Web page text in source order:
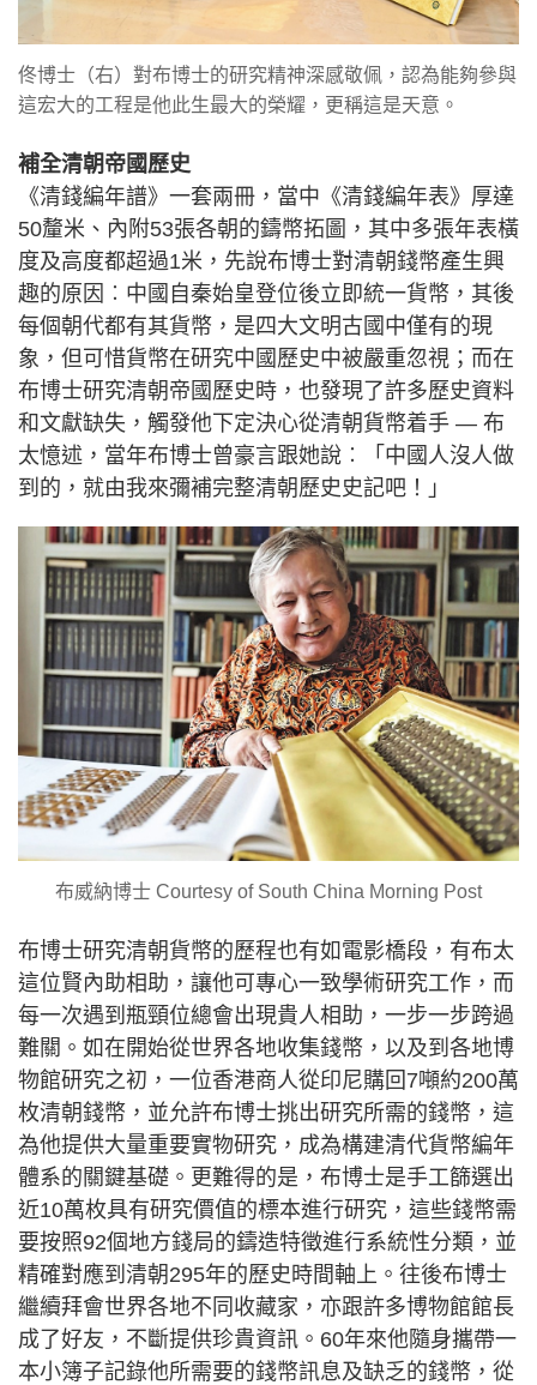
佟博士（右）對布博士的研究精神深感敬佩，認為能夠參與
這宏大的工程是他此生最大的榮耀，更稱這是天意。
補全清朝帝國歷史
《清錢編年譜》一套兩冊，當中《清錢編年表》厚達
50釐米、內附53張各朝的鑄幣拓圖，其中多張年表橫
度及高度都超過1米，先說布博士對清朝錢幣產生興
趣的原因︰中國自秦始皇登位後立即統一貨幣，其後
每個朝代都有其貨幣，是四大文明古國中僅有的現
象，但可惜貨幣在研究中國歷史中被嚴重忽視；而在
布博士研究清朝帝國歷史時，也發現了許多歷史資料
和文獻缺失，觸發他下定決心從清朝貨幣着手 — 布
太憶述，當年布博士曾豪言跟她說︰「中國人沒人做
到的，就由我來彌補完整清朝歷史史記吧！」
布威納博士 Courtesy of South China Morning Post
布博士研究清朝貨幣的歷程也有如電影橋段，有布太
這位賢內助相助，讓他可專心一致學術研究工作，而
每一次遇到瓶頸位總會出現貴人相助，一步一步跨過
難關。如在開始從世界各地收集錢幣，以及到各地博
物館研究之初，一位香港商人從印尼購回7噸約200萬
枚清朝錢幣，並允許布博士挑出研究所需的錢幣，這
為他提供大量重要實物研究，成為構建清代貨幣編年
體系的關鍵基礎。更難得的是，布博士是手工篩選出
近10萬枚具有研究價值的標本進行研究，這些錢幣需
要按照92個地方錢局的鑄造特徵進行系統性分類，並
精確對應到清朝295年的歷史時間軸上。往後布博士
繼續拜會世界各地不同收藏家，亦跟許多博物館館長
成了好友，不斷提供珍貴資訊。60年來他隨身攜帶一
本小簿子記錄他所需要的錢幣訊息及缺乏的錢幣，從